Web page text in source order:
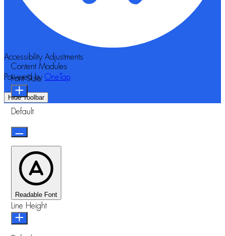
Accessibility Adjustments
Powered by OneTap
Hide Toolbar
Content Modules
Font Size
Default
Readable Font
Line Height